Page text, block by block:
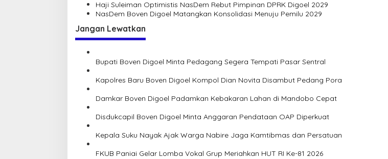
Haji Suleiman Optimistis NasDem Rebut Pimpinan DPRK Digoel 2029
NasDem Boven Digoel Matangkan Konsolidasi Menuju Pemilu 2029
Jangan Lewatkan
Bupati Boven Digoel Minta Pedagang Segera Tempati Pasar Sentral
Kapolres Baru Boven Digoel Kompol Dian Novita Disambut Pedang Pora
Damkar Boven Digoel Padamkan Kebakaran Lahan di Mandobo Cepat
Disdukcapil Boven Digoel Minta Anggaran Pendataan OAP Diperkuat
Kepala Suku Nayak Ajak Warga Nabire Jaga Kamtibmas dan Persatuan
FKUB Paniai Gelar Lomba Vokal Grup Meriahkan HUT RI Ke-81 2026